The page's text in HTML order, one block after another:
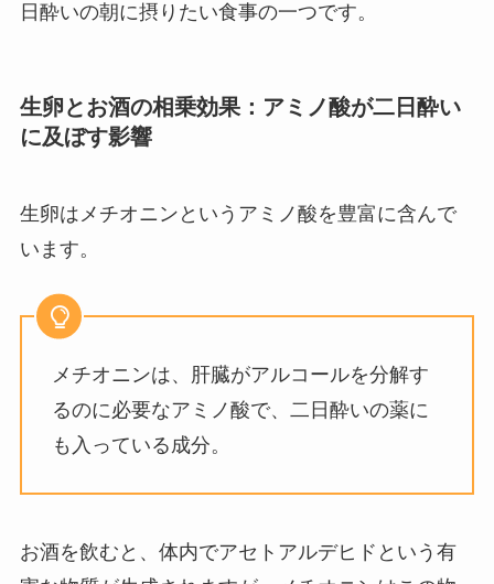
日酔いの朝に摂りたい食事の一つです。
生卵とお酒の相乗効果：アミノ酸が二日酔い
に及ぼす影響
生卵はメチオニンというアミノ酸を豊富に含んで
います。
メチオニンは、肝臓がアルコールを分解す
るのに必要なアミノ酸で、二日酔いの薬に
も入っている成分。
お酒を飲むと、体内でアセトアルデヒドという有